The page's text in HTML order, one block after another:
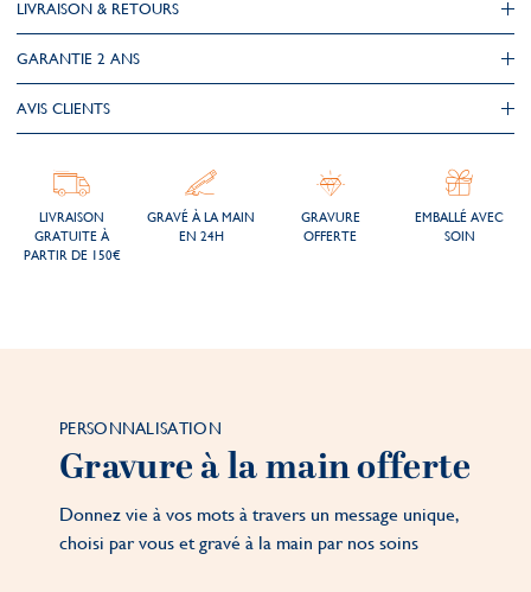
LIVRAISON & RETOURS
GARANTIE 2 ANS
AVIS CLIENTS
LIVRAISON
GRATUITE À
PARTIR DE 150€
GRAVÉ À LA MAIN
EN 24H
GRAVURE
OFFERTE
EMBALLÉ AVEC
SOIN
PERSONNALISATION
Gravure à la main offerte
Donnez vie à vos mots à travers un message unique,
choisi par vous et gravé à la main par nos soins